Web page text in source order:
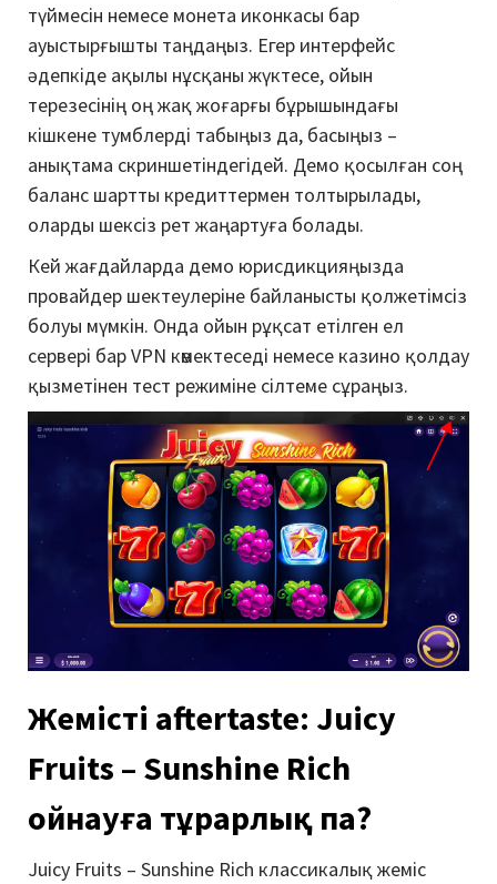
түймесін немесе монета иконкасы бар
ауыстырғышты таңдаңыз. Егер интерфейс
әдепкіде ақылы нұсқаны жүктесе, ойын
терезесінің оң жақ жоғарғы бұрышындағы
кішкене тумблерді табыңыз да, басыңыз –
анықтама скриншетіндегідей. Демо қосылған соң
баланс шартты кредиттермен толтырылады,
оларды шексіз рет жаңартуға болады.
Кей жағдайларда демо юрисдикцияңызда
провайдер шектеулеріне байланысты қолжетімсіз
болуы мүмкін. Онда ойын рұқсат етілген ел
сервері бар VPN көмектеседі немесе казино қолдау
қызметінен тест режиміне сілтеме сұраңыз.
Жемісті aftertaste: Juicy
Fruits – Sunshine Rich
ойнауға тұрарлық па?
Juicy Fruits – Sunshine Rich классикалық жеміс